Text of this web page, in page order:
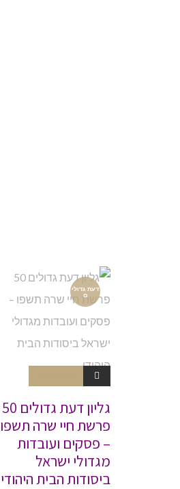
דעת גדולי
ם
גליון דעת גדולים 50
פרשת חיי שרה תשפו
– פסקים ועובדות
מגדולי ישראל
ביסודות הבית היהודי